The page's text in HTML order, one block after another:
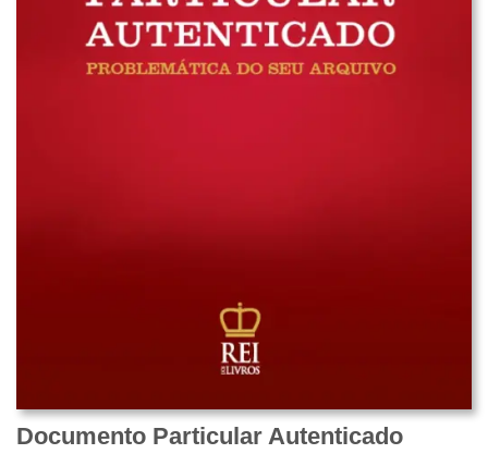
Documento Particular Autenticado